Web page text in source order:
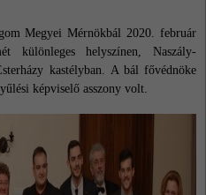
Megyei Mérnökbál 2020. február
különleges helyszínen, Naszály-
kastélyban. A bál fővédnöke
képviselő asszony volt.